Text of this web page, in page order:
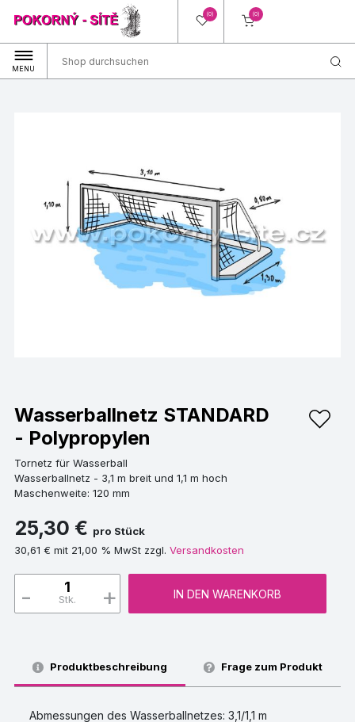
(0) (0)
MENU
Wasserballnetz STANDARD
- Polypropylen
Tornetz für Wasserball
Wasserballnetz - 3,1 m breit und 1,1 m hoch
Maschenweite: 120 mm
25,30 € pro Stück
30,61 € mit 21,00 % MwSt zzgl. Versandkosten
Stk. +
- IN DEN WARENKORB
Produktbeschreibung Frage zum Produkt
Abmessungen des Wasserballnetzes: 3,1/1,1 m